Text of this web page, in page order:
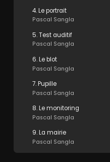
4. Le portrait
Pascal Sangla
5. Test auditif
Pascal Sangla
6. Le blot
Pascal Sangla
7. Pupille
Pascal Sangla
8. Le monitoring
Pascal Sangla
9. La mairie
Pascal Sangla